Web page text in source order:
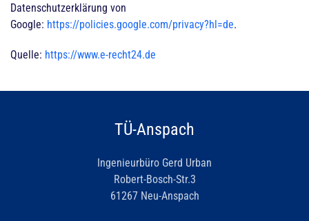
Datenschutzerklärung von
Google: https://policies.google.com/privacy?hl=de.
Quelle: https://www.e-recht24.de
TÜ-Anspach
Ingenieurbüro Gerd Urban
Robert-Bosch-Str.3
61267 Neu-Anspach